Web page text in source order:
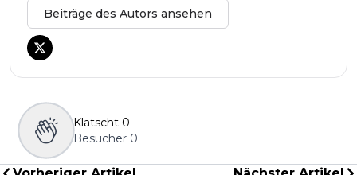
Beiträge des Autors ansehen
Klatscht 0
Besucher 0